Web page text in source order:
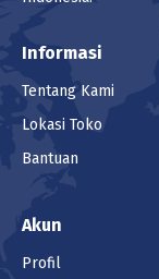
Informasi
Tentang Kami
Lokasi Toko
Bantuan
Akun
Profil